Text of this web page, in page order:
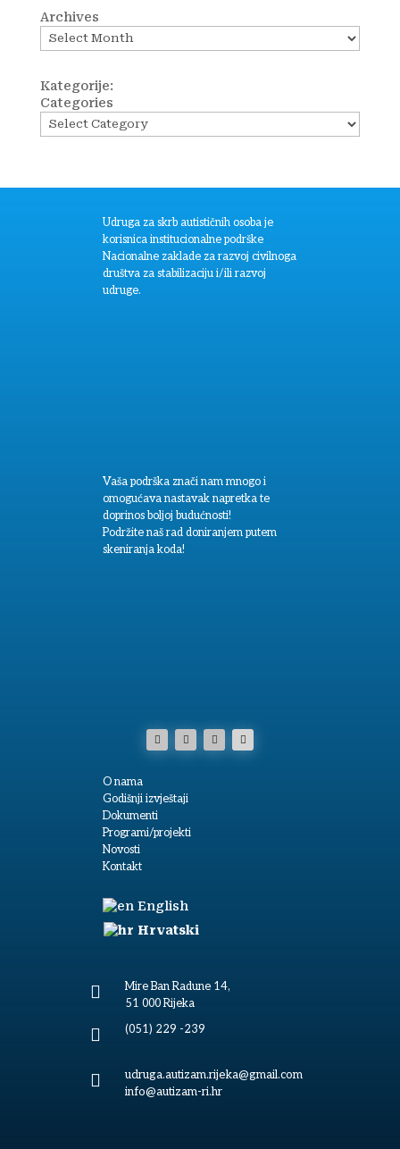
Archives
Kategorije:
Categories
Udruga za skrb autističnih osoba je
korisnica institucionalne podrške
Nacionalne zaklade za razvoj civilnoga
društva za stabilizaciju i/ili razvoj
udruge.
Vaša podrška znači nam mnogo i
omogućava nastavak napretka te
doprinos boljoj budućnosti!
Podržite naš rad doniranjem putem
skeniranja koda!
O nama
Godišnji izvještaji
Dokumenti
Programi/projekti
Novosti
Kontakt
English
Hrvatski

Mire Ban Radune 14,
51 000 Rijeka
 (051) 229 -239

udruga.autizam.rijeka@gmail.com
info@autizam-ri.hr